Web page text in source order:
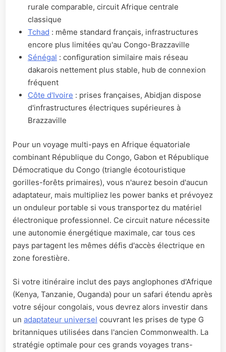
rurale comparable, circuit Afrique centrale
classique
Tchad : même standard français, infrastructures
encore plus limitées qu'au Congo-Brazzaville
Sénégal : configuration similaire mais réseau
dakarois nettement plus stable, hub de connexion
fréquent
Côte d'Ivoire : prises françaises, Abidjan dispose
d'infrastructures électriques supérieures à
Brazzaville
Pour un voyage multi-pays en Afrique équatoriale
combinant République du Congo, Gabon et République
Démocratique du Congo (triangle écotouristique
gorilles-forêts primaires), vous n'aurez besoin d'aucun
adaptateur, mais multipliez les power banks et prévoyez
un onduleur portable si vous transportez du matériel
électronique professionnel. Ce circuit nature nécessite
une autonomie énergétique maximale, car tous ces
pays partagent les mêmes défis d'accès électrique en
zone forestière.
Si votre itinéraire inclut des pays anglophones d'Afrique
(Kenya, Tanzanie, Ouganda) pour un safari étendu après
votre séjour congolais, vous devrez alors investir dans
un adaptateur universel couvrant les prises de type G
britanniques utilisées dans l'ancien Commonwealth. La
stratégie optimale pour ces grands voyages trans-